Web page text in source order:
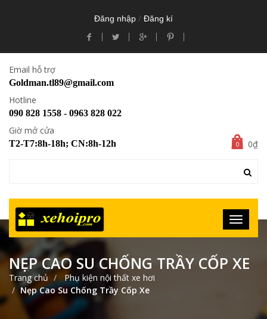
Đăng nhập / Đăng kí
Email hỗ trợ
Goldman.tl89@gmail.com
Hotline
090 828 1558 - 0963 828 022
Giờ mở cửa
T2-T7:8h-18h; CN:8h-12h 0 0₫
NẸP CAO SU CHỐNG TRẦY CỐP XE
Trang chủ
Phụ kiện nội thất xe hơi
Nẹp Cao Su Chống Trầy Cốp Xe